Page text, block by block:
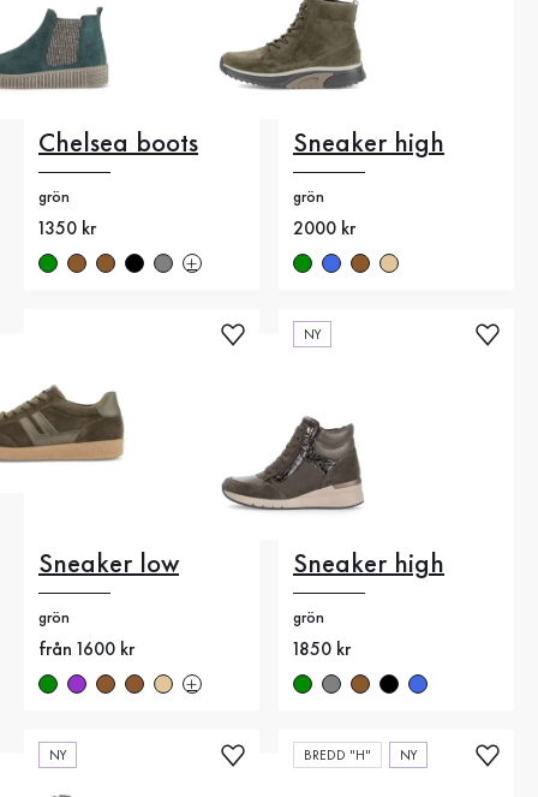
Chelsea boots
grön
Nytt pris
1350 kr
Sneaker high
grön
Nytt pris
2000 kr
Sneaker low
grön
Nytt pris
från 1600 kr
NY
Sneaker high
grön
Nytt pris
1850 kr
NY BREDD "H" NY